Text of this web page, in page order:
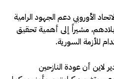
الأوروبي دعم الجهود الرامية
بلادهم، مشيراً إلى أهمية تحقيق
للأزمة السورية.
لاين أن عودة النازحين